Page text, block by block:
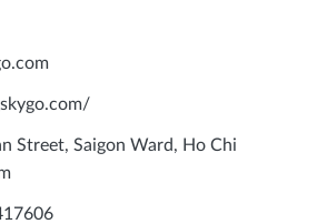
Street, Saigon Ward, Ho Chi